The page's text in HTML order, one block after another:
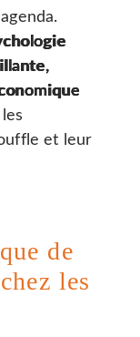
et leur
de
les